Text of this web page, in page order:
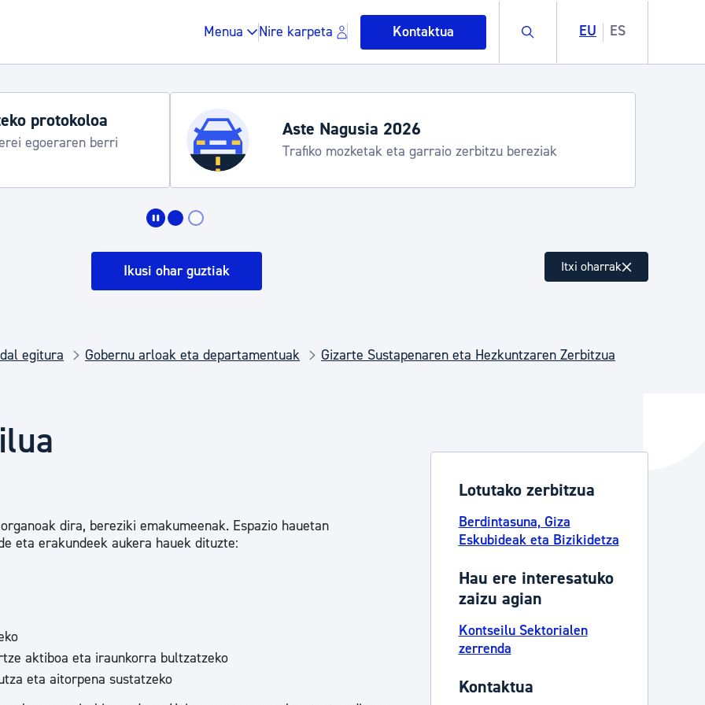
Menua Nire karpeta Kontaktua Buscar EU ES
Gune publikoa, hondakinak eta ingurumena
Euskara
Kultura
protokoloa
egoeraren berri
Aste Nagusia 2026
Trafiko mozketak eta garraio zerbitzu bereziak
Ikusi ohar guztiak Itxi oharrak
egitura Gobernu arloak eta departamentuak
Gizarte Sustapenaren eta Hezkuntzaren Zerbitzua
dira, bereziki emakumeenak. Espazio hauetan
eta erakundeek aukera hauek dituzte:
aktiboa eta iraunkorra bultzatzeko
eta aitorpena sustatzeko
Lotutako zerbitzua
Berdintasuna, Giza
Eskubideak eta Bizikidetza
Hau ere interesatuko
zaizu agian
Kontseilu Sektorialen
zerrenda
Kontaktua